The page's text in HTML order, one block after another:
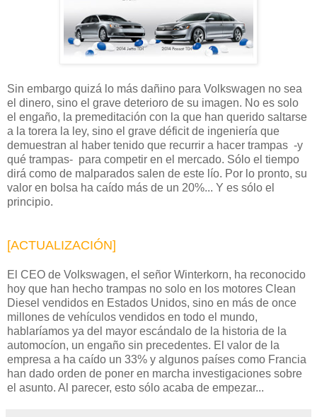
Sin embargo quizá lo más dañino para Volkswagen no sea
el dinero, sino el grave deterioro de su imagen. No es solo
el engaño, la premeditación con la que han querido saltarse
a la torera la ley, sino el grave déficit de ingeniería que
demuestran al haber tenido que recurrir a hacer trampas -y
qué trampas- para competir en el mercado. Sólo el tiempo
dirá como de malparados salen de este lío. Por lo pronto, su
valor en bolsa ha caído más de un 20%... Y es sólo el
principio.
[ACTUALIZACIÓN]
El CEO de Volkswagen, el señor Winterkorn, ha reconocido
hoy que han hecho trampas no solo en los motores Clean
Diesel vendidos en Estados Unidos, sino en más de once
millones de vehículos vendidos en todo el mundo,
hablaríamos ya del mayor escándalo de la historia de la
automocíon, un engaño sin precedentes. El valor de la
empresa a ha caído un 33% y algunos países como Francia
han dado orden de poner en marcha investigaciones sobre
el asunto. Al parecer, esto sólo acaba de empezar...